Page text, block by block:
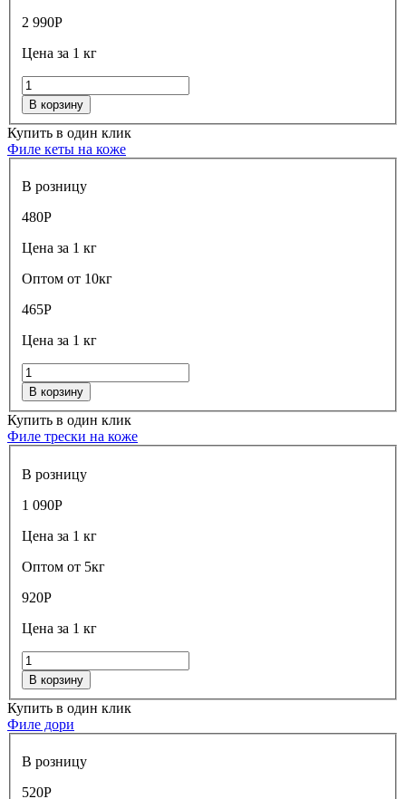
2 990Р
Цена за 1 кг
В корзину
Купить в один клик
Филе кеты на коже
В розницу
480Р
Цена за 1 кг
Оптом от 10кг
465Р
Цена за 1 кг
В корзину
Купить в один клик
Филе трески на коже
В розницу
1 090Р
Цена за 1 кг
Оптом от 5кг
920Р
Цена за 1 кг
В корзину
Купить в один клик
Филе дори
В розницу
520Р